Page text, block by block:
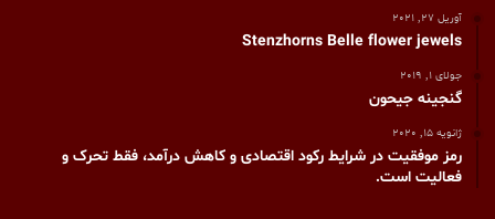
آوریل 27, 2021
Stenzhorns Belle flower jewels
جولای 1, 2019
گنجينه جيحون
ژانویه 15, 2020
رمز موفقیت در شرایط رکود اقتصادی و کاهش درآمد، فقط تحرک و
فعالیت است.